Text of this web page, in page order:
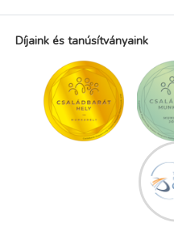
Díjaink és tanúsítványaink